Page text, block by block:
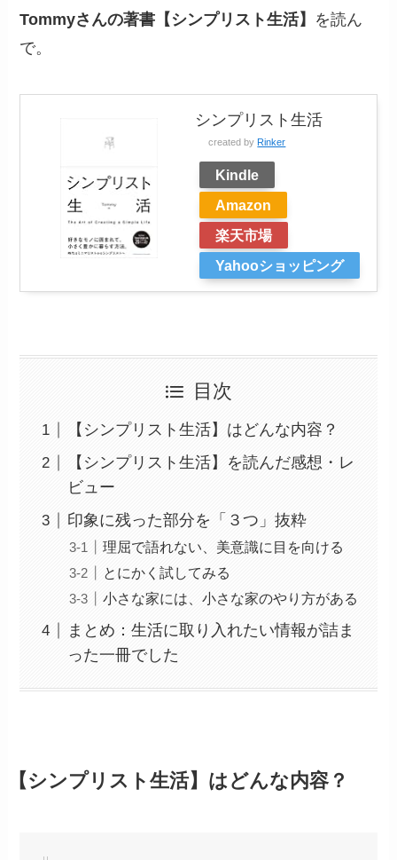
Tommyさんの著書【シンプリスト生活】 を読ん
で。
シンプリスト生活
created by Rinker
Kindle
Amazon
楽天市場
Yahooショッピング
目次
【シンプリスト生活】はどんな内容？
【シンプリスト生活】を読んだ感想・レ
ビュー
印象に残った部分を「３つ」抜粋
理屈で語れない、美意識に目を向ける
とにかく試してみる
小さな家には、小さな家のやり方がある
まとめ：生活に取り入れたい情報が詰ま
った一冊でした
【シンプリスト生活】はどんな内容？